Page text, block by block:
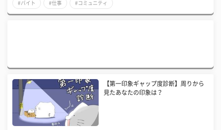
#バイト #仕事 #コミュニティ
【第一印象ギャップ度診断】周りから
見たあなたの印象は？